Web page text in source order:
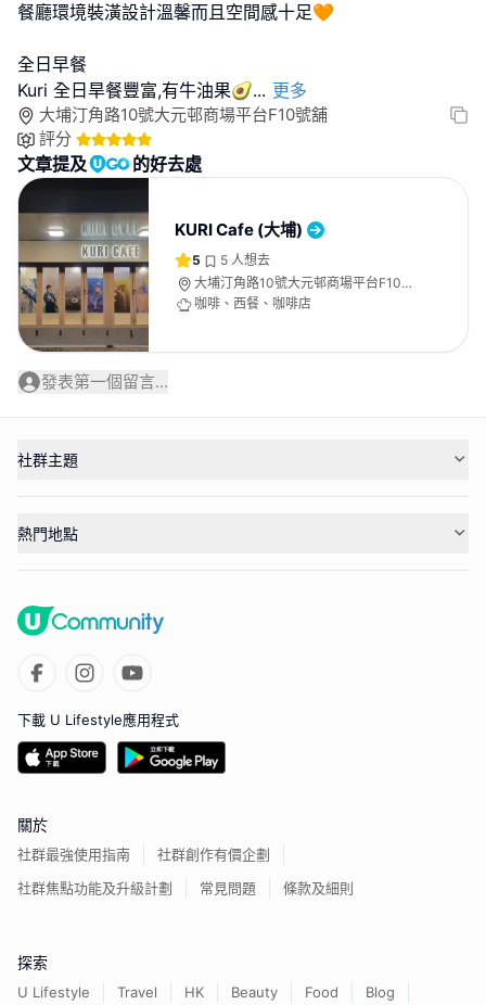
餐廳環境裝潢設計溫馨而且空間感十足🧡
全日早餐
Kuri 全日旱餐豐富,有牛油果🥑... 更多
大埔汀角路10號大元邨商場平台F10號舖
評分
文章提及 的好去處
KURI Cafe (大埔)
5 5 人想去
大埔汀角路10號大元邨商場平台F10號
舖
咖啡、西餐、咖啡店
發表第一個留言...
社群主題
熱門地點
下載 U Lifestyle應用程式
關於
社群最強使用指南
社群創作有價企劃
社群焦點功能及升級計劃
常見問題 條款及細則
探索
U Lifestyle Travel HK Beauty Food Blog